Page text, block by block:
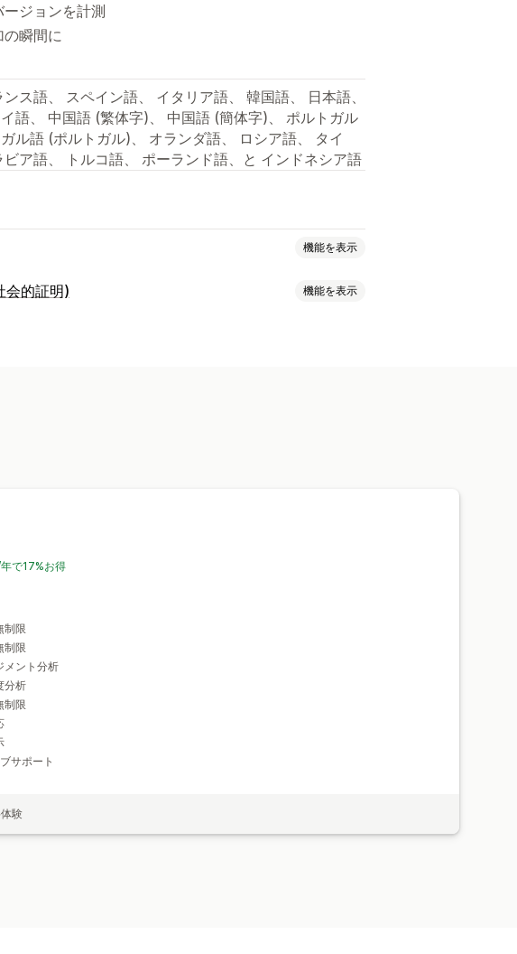
ジョンを計測
瞬間に
ス語、 スペイン語、 イタリア語、 韓国語、 日本語、
語、 中国語 (繁体字)、 中国語 (簡体字)、 ポルトガル
ル語 (ポルトガル)、 オランダ語、 ロシア語、 タイ
ア語、 トルコ語、 ポーランド語、と インドネシア語
機能を表示
会的証明) 機能を表示
で17%お得
制限
制限
メント分析
分析
制限
サポート
験